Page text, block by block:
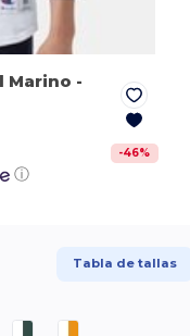
Marino -
-46%
ⓘ
Tabla de tallas